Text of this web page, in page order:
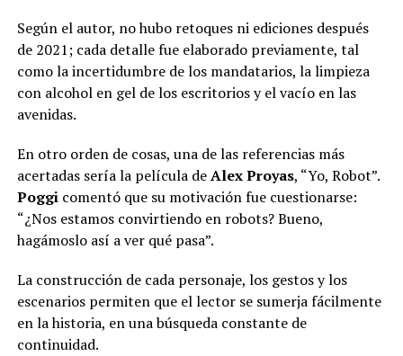
Según el autor, no hubo retoques ni ediciones después
de 2021; cada detalle fue elaborado previamente, tal
como la incertidumbre de los mandatarios, la limpieza
con alcohol en gel de los escritorios y el vacío en las
avenidas.
En otro orden de cosas, una de las referencias más
acertadas sería la película deAlex Proyas, “Yo, Robot”.
Poggi comentó que su motivación fue cuestionarse:
“¿Nos estamos convirtiendo en robots? Bueno,
hagámoslo así a ver qué pasa”.
La construcción de cada personaje, los gestos y los
escenarios permiten que el lector se sumerja fácilmente
en la historia, en una búsqueda constante de
continuidad.